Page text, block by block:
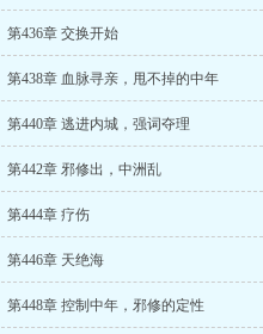
第436章 交换开始
第438章 血脉寻亲，甩不掉的中年
第440章 逃进内城，强词夺理
第442章 邪修出，中洲乱
第444章 疗伤
第446章 天绝海
第448章 控制中年，邪修的定性